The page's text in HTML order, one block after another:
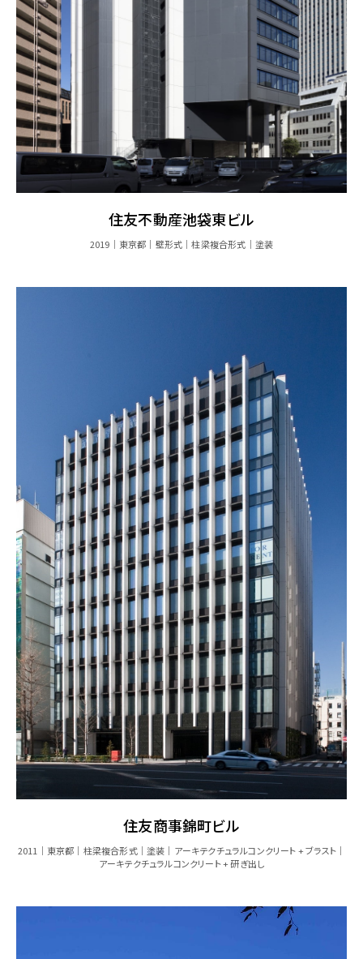
住友不動産池袋東ビル
2019 東京都 壁形式 柱梁複合形式 塗装
住友商事錦町ビル
2011 東京都 柱梁複合形式 塗装
アーキテクチュラルコンクリート + ブラスト
アーキテクチュラルコンクリート + 研ぎ出し